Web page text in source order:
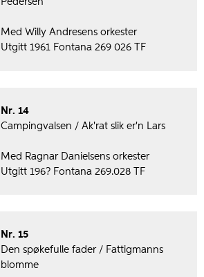
Med Willy Andresens orkester
Utgitt 1961 Fontana 269 026 TF
Nr. 14
Campingvalsen / Ak'rat slik er'n Lars
Med Ragnar Danielsens orkester
Utgitt 196? Fontana 269.028 TF
Nr. 15
Den spøkefulle fader / Fattigmanns
blomme